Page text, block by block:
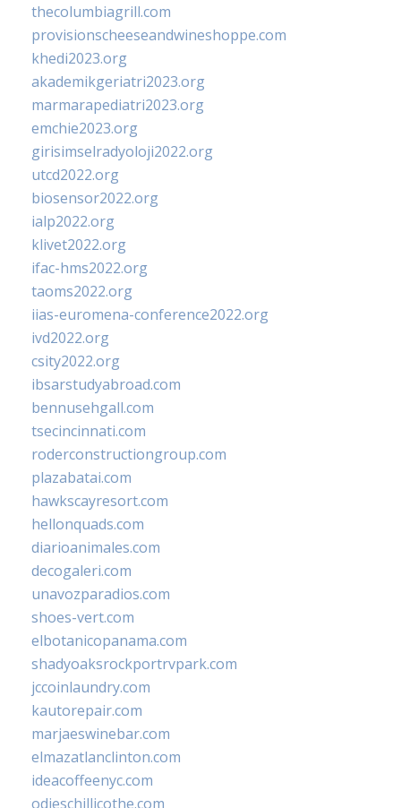
thecolumbiagrill.com
provisionscheeseandwineshoppe.com
khedi2023.org
akademikgeriatri2023.org
marmarapediatri2023.org
emchie2023.org
girisimselradyoloji2022.org
utcd2022.org
biosensor2022.org
ialp2022.org
klivet2022.org
ifac-hms2022.org
taoms2022.org
iias-euromena-conference2022.org
ivd2022.org
csity2022.org
ibsarstudyabroad.com
bennusehgall.com
tsecincinnati.com
roderconstructiongroup.com
plazabatai.com
hawkscayresort.com
hellonquads.com
diarioanimales.com
decogaleri.com
unavozparadios.com
shoes-vert.com
elbotanicopanama.com
shadyoaksrockportrvpark.com
jccoinlaundry.com
kautorepair.com
marjaeswinebar.com
elmazatlanclinton.com
ideacoffeenyc.com
odieschillicothe.com